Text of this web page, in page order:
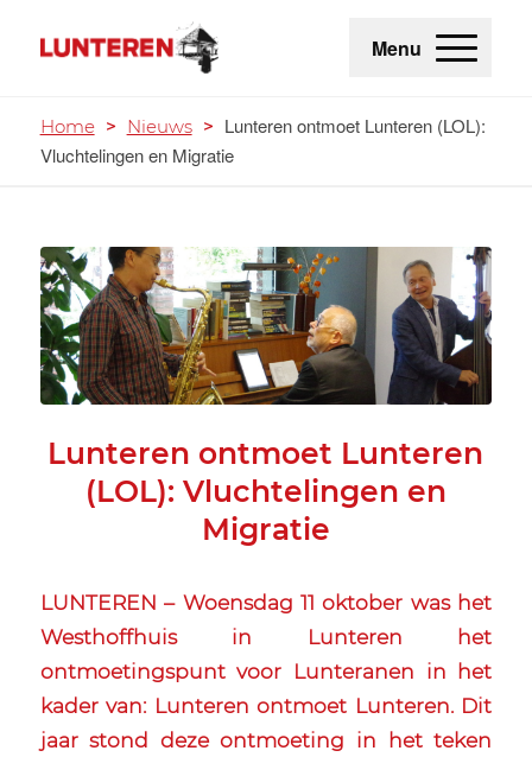
Menu
Home > Nieuws > Lunteren ontmoet Lunteren (LOL):
Vluchtelingen en Migratie
Lunteren ontmoet Lunteren
(LOL): Vluchtelingen en
Migratie
LUNTEREN – Woensdag 11 oktober was het
Westhoffhuis in Lunteren het
ontmoetingspunt voor Lunteranen in het
kader van: Lunteren ontmoet Lunteren. Dit
jaar stond deze ontmoeting in het teken